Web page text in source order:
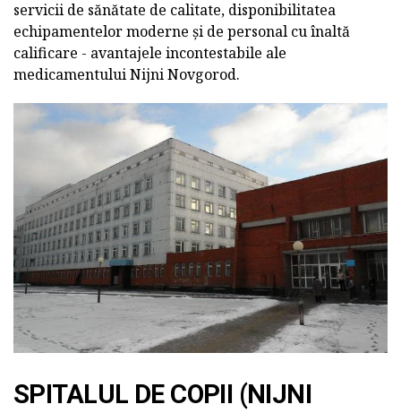
servicii de sănătate de calitate, disponibilitatea
echipamentelor moderne și de personal cu înaltă
calificare - avantajele incontestabile ale
medicamentului Nijni Novgorod.
SPITALUL DE COPII (NIJNI